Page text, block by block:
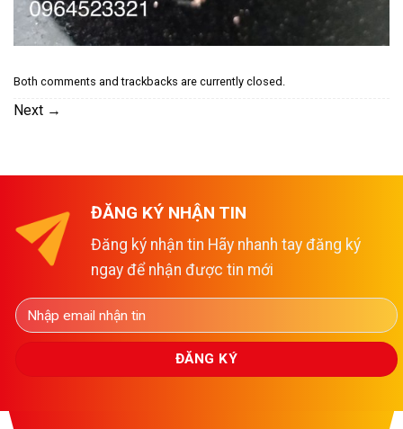
Both comments and trackbacks are currently closed.
Next →
ĐĂNG KÝ NHẬN TIN
Đăng ký nhận tin Hãy nhanh tay đăng ký
ngay để nhận được tin mới